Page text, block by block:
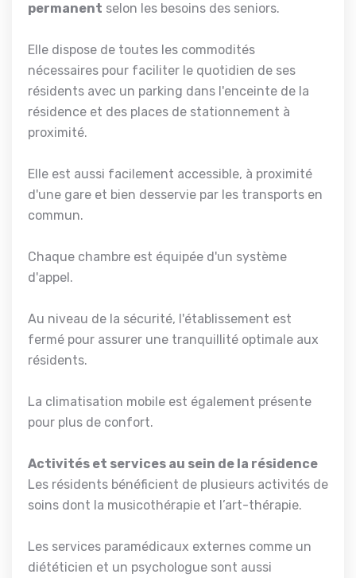
permanent selon les besoins des seniors.
Elle dispose de toutes les commodités
nécessaires pour faciliter le quotidien de ses
résidents avec un parking dans l'enceinte de la
résidence et des places de stationnement à
proximité.
Elle est aussi facilement accessible, à proximité
d'une gare et bien desservie par les transports en
commun.
Chaque chambre est équipée d'un système
d'appel.
Au niveau de la sécurité, l'établissement est
fermé pour assurer une tranquillité optimale aux
résidents.
La climatisation mobile est également présente
pour plus de confort.
Activités et services au sein de la résidence
Les résidents bénéficient de plusieurs activités de
soins dont la musicothérapie et l’art-thérapie.
Les services paramédicaux externes comme un
diététicien et un psychologue sont aussi